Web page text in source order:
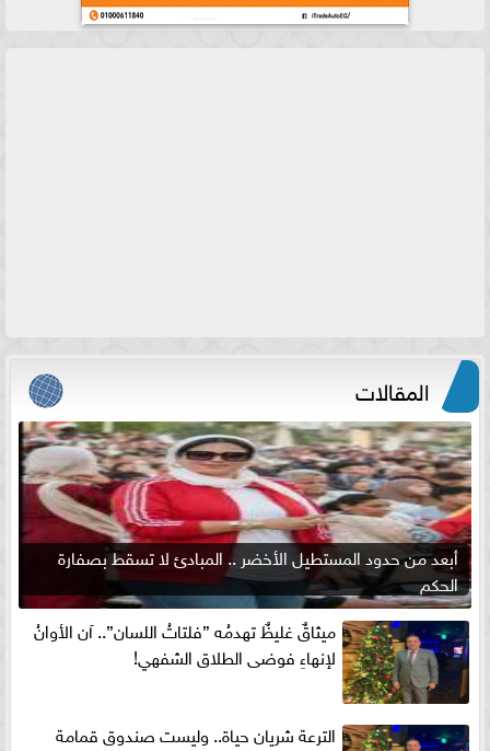
المقالات
أبعد من حدود المستطيل الأخضر .. المبادئ لا تسقط بصفارة
الحكم
ميثاقٌ غليظٌ تهدمُه ”فلتاتُ اللسان”.. آن الأوانُ
لإنهاءِ فوضى الطلاق الشفهي!
الترعة شريان حياة.. وليست صندوق قمامة